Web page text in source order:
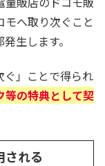
へ取り次ぐこと
生します。
ぐ」ことで得られ
等の特典として契
される